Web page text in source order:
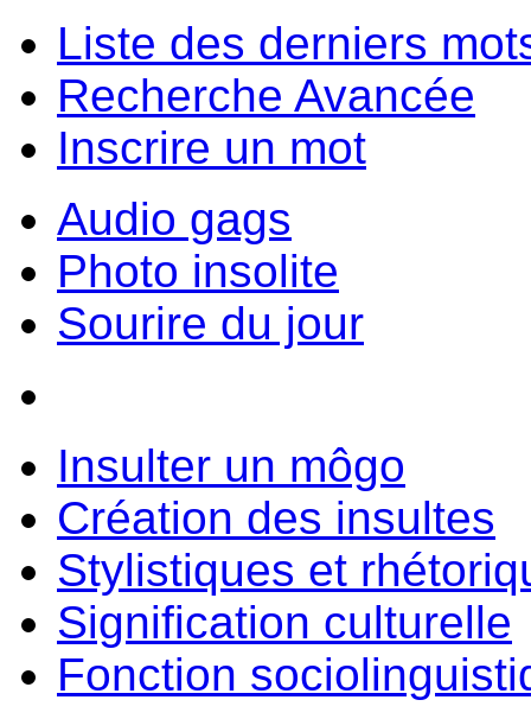
Liste des derniers
Recherche Avancée
Inscrire un mot
Audio gags
Photo insolite
Sourire du jour
Insulter un môgo
Création des insultes
Stylistiques et
Signification culturelle
Fonction